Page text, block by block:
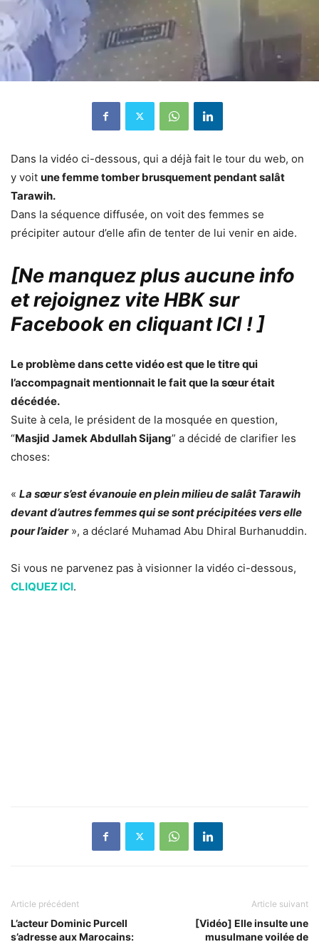
Dans la vidéo ci-dessous, qui a déjà fait le tour du web, on
y voit une femme tomber brusquement pendant salât
Tarawih.
Dans la séquence diffusée, on voit des femmes se
précipiter autour d’elle afin de tenter de lui venir en aide.
[Ne manquez plus aucune info
et rejoignez vite HBK sur
Facebook en cliquant ICI !]
Le problème dans cette vidéo est que le titre qui
l’accompagnait mentionnait le fait que la sœur était
décédée.
Suite à cela, le président de la mosquée en question,
“Masjid Jamek Abdullah Sijang” a décidé de clarifier les
choses:
« La sœur s’est évanouie en plein milieu de salât Tarawih
devant d’autres femmes qui se sont précipitées vers elle
pour l’aider », a déclaré Muhamad Abu Dhiral Burhanuddin.
Si vous ne parvenez pas à visionner la vidéo ci-dessous,
CLIQUEZ ICI.
Article précédent
L’acteur Dominic Purcell
s’adresse aux Marocains:
Article suivant
[Vidéo] Elle insulte une
musulmane voilée de